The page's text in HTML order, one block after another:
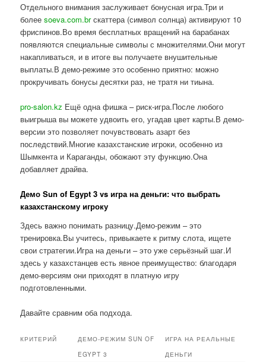
Отдельного внимания заслуживает бонусная игра.Три и
болееsoeva.com.brскаттера (символ солнца) активируют 10
фриспинов.Во время бесплатных вращений на барабанах
появляются специальные символы с множителями.Они могут
накапливаться, и в итоге вы получаете внушительные
выплаты.В демо-режиме это особенно приятно: можно
прокручивать бонусы десятки раз, не тратя ни тиына.
pro-salon.kz Ещё одна фишка – риск-игра.После любого
выигрыша вы можете удвоить его, угадав цвет карты.В демо-
версии это позволяет почувствовать азарт без
последствий.Многие казахстанские игроки, особенно из
Шымкента и Караганды, обожают эту функцию.Она
добавляет драйва.
Демо Sun of Egypt 3 vs игра на деньги: что выбрать
казахстанскому игроку
Здесь важно понимать разницу.Демо-режим – это
тренировка.Вы учитесь, привыкаете к ритму слота, ищете
свои стратегии.Игра на деньги – это уже серьёзный шаг.И
здесь у казахстанцев есть явное преимущество: благодаря
демо-версиям они приходят в платную игру
подготовленными.
Давайте сравним оба подхода.
КРИТЕРИЙ
ДЕМО-РЕЖИМ SUN OF
EGYPT 3
ИГРА НА РЕАЛЬНЫЕ
ДЕНЬГИ